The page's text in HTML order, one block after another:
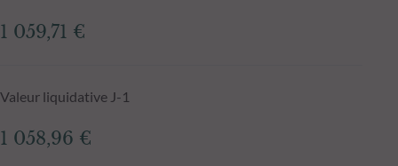
1 059,71 €
Valeur liquidative J-1
1 058,96 €